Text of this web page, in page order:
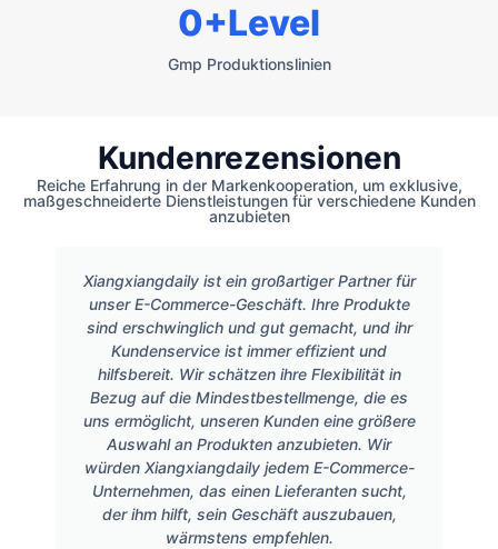
Gmp Produktionslinien
0+Level
Kundenrezensionen
Reiche Erfahrung in der Markenkooperation, um exklusive,
maßgeschneiderte Dienstleistungen für verschiedene Kunden
anzubieten
Xiangxiangdaily ist ein großartiger Partner für
unser E-Commerce-Geschäft. Ihre Produkte
sind erschwinglich und gut gemacht, und ihr
Kundenservice ist immer effizient und
hilfsbereit. Wir schätzen ihre Flexibilität in
Bezug auf die Mindestbestellmenge, die es
uns ermöglicht, unseren Kunden eine größere
Auswahl an Produkten anzubieten. Wir
würden Xiangxiangdaily jedem E-Commerce-
Unternehmen, das einen Lieferanten sucht,
der ihm hilft, sein Geschäft auszubauen,
wärmstens empfehlen.